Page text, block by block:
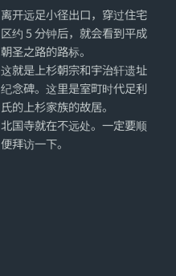
离开远足小径出口，穿过住宅
区约 5 分钟后，就会看到平成
朝圣之路的路标。
这就是上杉朝宗和宇治轩遗址
纪念碑。这里是室町时代足利
氏的上杉家族的故居。
北国寺就在不远处。一定要顺
便拜访一下。